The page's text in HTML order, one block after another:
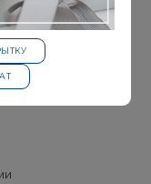
освежает
эфирных